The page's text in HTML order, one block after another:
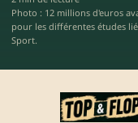
Photo : 12 millions d'euros
pour les différentes études
Sport.